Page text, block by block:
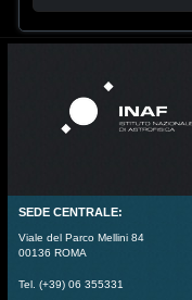
SEDE CENTRALE:
Viale del Parco Mellini 84
00136 ROMA
Tel. (+39) 06 355331